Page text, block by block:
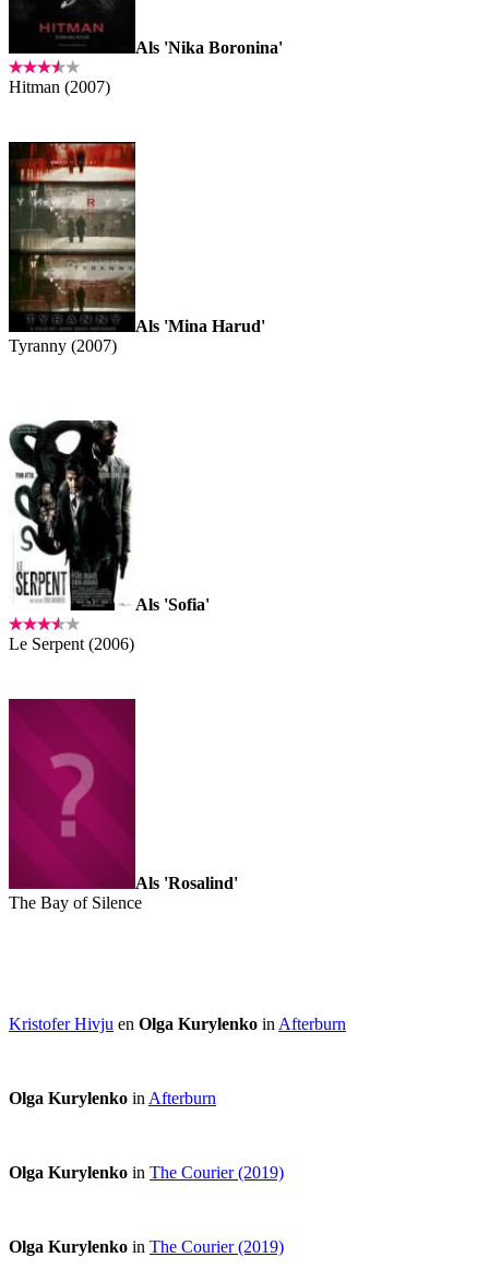
Als 'Nika Boronina'
Hitman (2007)
Als 'Mina Harud'
Tyranny (2007)
Als 'Sofia'
Le Serpent (2006)
Als 'Rosalind'
The Bay of Silence
Kristofer Hivju en Olga Kurylenko in Afterburn
Olga Kurylenko in Afterburn
Olga Kurylenko in The Courier (2019)
Olga Kurylenko in The Courier (2019)